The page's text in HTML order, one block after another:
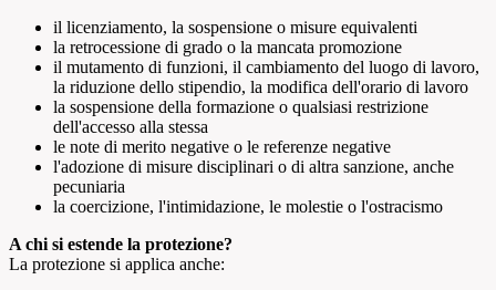
il licenziamento, la sospensione o misure equivalenti
la retrocessione di grado o la mancata promozione
il mutamento di funzioni, il cambiamento del luogo di lavoro,
la riduzione dello stipendio, la modifica dell'orario di lavoro
la sospensione della formazione o qualsiasi restrizione
dell'accesso alla stessa
le note di merito negative o le referenze negative
l'adozione di misure disciplinari o di altra sanzione, anche
pecuniaria
la coercizione, l'intimidazione, le molestie o l'ostracismo
A chi si estende la protezione?
La protezione si applica anche: